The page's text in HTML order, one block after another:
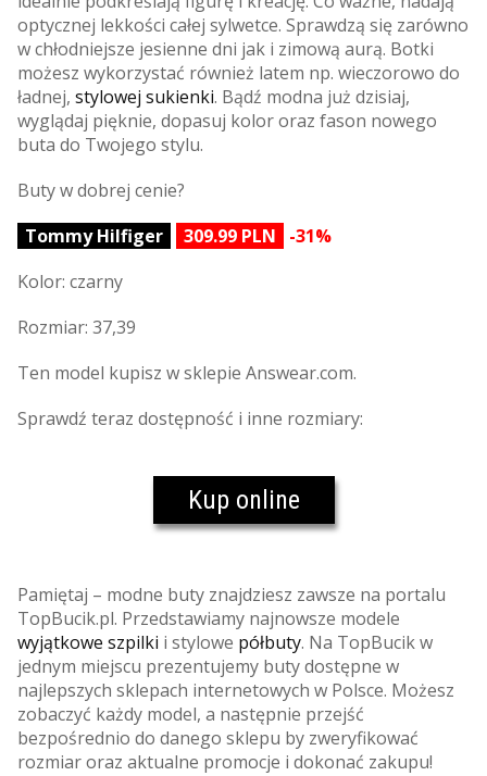
optycznej lekkości całej sylwetce. Sprawdzą się zarówno
w chłodniejsze jesienne dni jak i zimową aurą. Botki
możesz wykorzystać również latem np. wieczorowo do
ładnej, stylowej sukienki. Bądź modna już dzisiaj,
wyglądaj pięknie, dopasuj kolor oraz fason nowego
buta do Twojego stylu.
Buty w dobrej cenie?
Tommy Hilfiger
309.99 PLN
-31%
Kolor: czarny
Rozmiar: 37,39
Ten model kupisz w sklepie Answear.com.
Sprawdź teraz dostępność i inne rozmiary:
Kup online
Pamiętaj – modne buty znajdziesz zawsze na portalu
TopBucik.pl. Przedstawiamy najnowsze modele
wyjątkowe szpilki i stylowe półbuty. Na TopBucik w
jednym miejscu prezentujemy buty dostępne w
najlepszych sklepach internetowych w Polsce. Możesz
zobaczyć każdy model, a następnie przejść
bezpośrednio do danego sklepu by zweryfikować
rozmiar oraz aktualne promocje i dokonać zakupu!